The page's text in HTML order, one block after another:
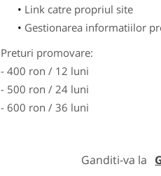
Link catre propriul site
Gestionarea informatiilor
Preturi promovare:
- 400 ron / 12 luni
- 500 ron / 24 luni
- 600 ron / 36 luni
Ganditi-va la